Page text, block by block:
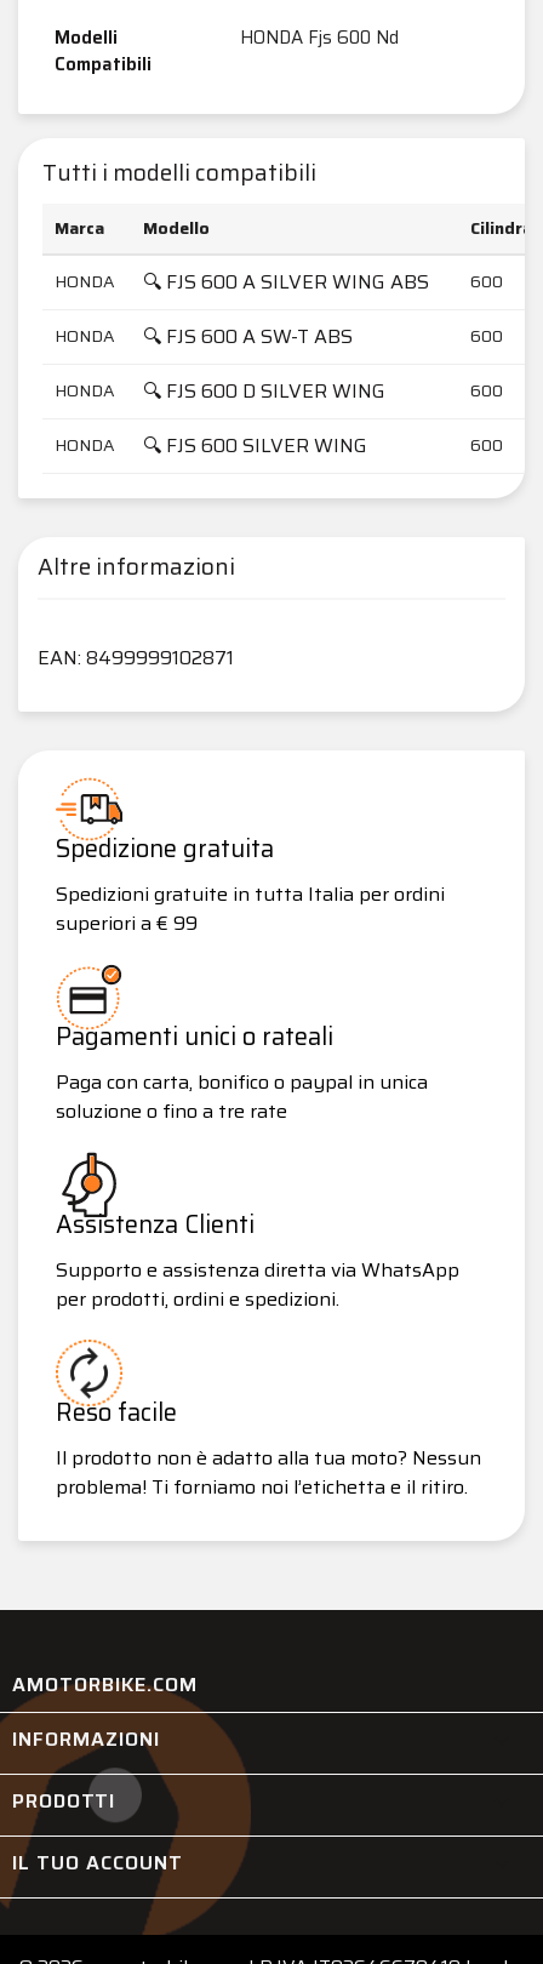
Modelli
Compatibili
HONDA Fjs 600 Nd
Tutti i modelli compatibili
Marca Modello
HONDA
🔍 FJS 600 A SILVER WING ABS 600
HONDA 🔍 FJS 600 A SW-T ABS 600
HONDA 🔍 FJS 600 D SILVER WING 600
HONDA 🔍 FJS 600 SILVER WING 600
Altre informazioni
EAN: 8499999102871
Spedizione gratuita
Spedizioni gratuite in tutta Italia per ordini
superiori a € 99
Pagamenti unici o rateali
Paga con carta, bonifico o paypal in unica
soluzione o fino a tre rate
Assistenza Clienti
Supporto e assistenza diretta via WhatsApp
per prodotti, ordini e spedizioni.
Reso facile
Il prodotto non è adatto alla tua moto? Nessun
problema! Ti forniamo noi l’etichetta e il ritiro.
AMOTORBIKE.COM
INFORMAZIONI
PRODOTTI
IL TUO ACCOUNT